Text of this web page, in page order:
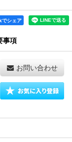
シェア
事項
お問い合わせ